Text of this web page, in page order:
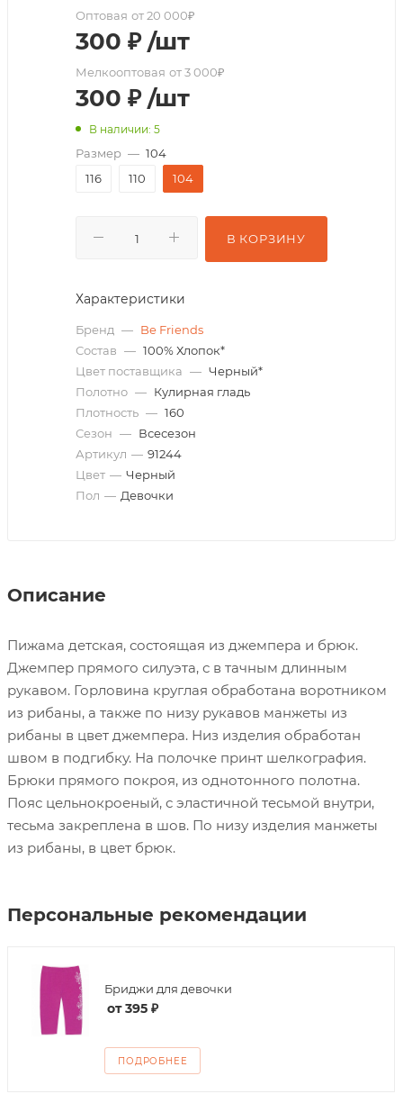
Оптовая от 20 000₽
300 ₽ /шт
Мелкооптовая от 3 000₽
300 ₽ /шт
В наличии: 5
Размер — 104
116
110 104
В КОРЗИНУ
Характеристики
Бренд — Be Friends
Состав — 100% Хлопок*
Цвет поставщика — Черный*
Полотно — Кулирная гладь
Плотность — 160
Сезон — Всесезон
Артикул — 91244
Цвет — Черный
Пол — Девочки
Описание
Пижама детская, состоящая из джемпера и брюк.
Джемпер прямого силуэта, с в тачным длинным
рукавом. Горловина круглая обработана воротником
из рибаны, а также по низу рукавов манжеты из
рибаны в цвет джемпера. Низ изделия обработан
швом в подгибку. На полочке принт шелкография.
Брюки прямого покроя, из однотонного полотна.
Пояс цельнокроеный, с эластичной тесьмой внутри,
тесьма закреплена в шов. По низу изделия манжеты
из рибаны, в цвет брюк.
Персональные рекомендации
Бриджи для девочки
от395 ₽
ПОДРОБНЕЕ